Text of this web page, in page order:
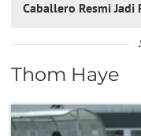
Caballero Resmi Jadi
Thom Haye